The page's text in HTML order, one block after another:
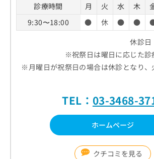
診療時間 月 火 水 木
9:30〜18:00
● 休 ● ●
休診日
※祝祭日は曜日に応じた診
※月曜日が祝祭日の場合は休診となり、
TEL： 03-3468-
ホームページ
クチコミを見る